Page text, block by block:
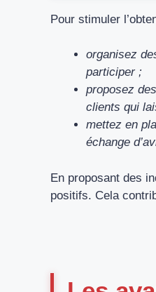
Pour stimuler
organisez
participer ;
proposez
clients qui
mettez en
échange
En proposant des
positifs. Cela